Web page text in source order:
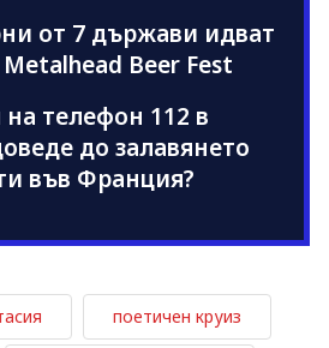
от 7 държави идват
Metalhead Beer Fest
на телефон 112 в
до залавянето
във Франция?
поетичен круиз